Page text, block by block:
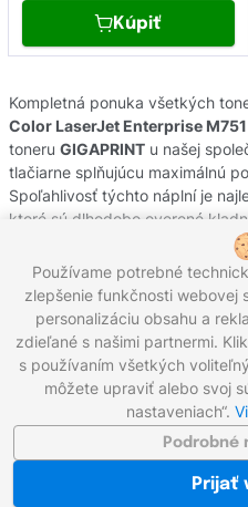
Kúpiť
Kompletná ponuka všetkých
Color LaserJet Enterprise
toneru GIGAPRINT u našej
tlačiarne splňujúcu maximálnú
Spoľahlivosť týchto náplní je
ktoré sú dlhodobo overené
zákazníkov. Originálne tonery
oficiálnej slovenskej distribúcie
poradiť s výberom náplní do
zákaznícky servis, kde Vám
Zavolajte nám: 0221 000 012
Napíšte nám:
Zobraziť
Používame potrebné
zlepšenie funkčnosti webovej
personalizáciu obsahu a
zdieľané s našimi partnermi.
s používaním všetkých
môžete upraviť alebo svoj
nastaveniach“.
Podrobné
Prijať